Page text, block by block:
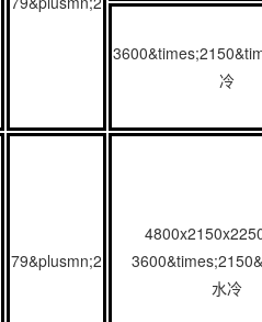
冷
79&plusmn;2
水冷